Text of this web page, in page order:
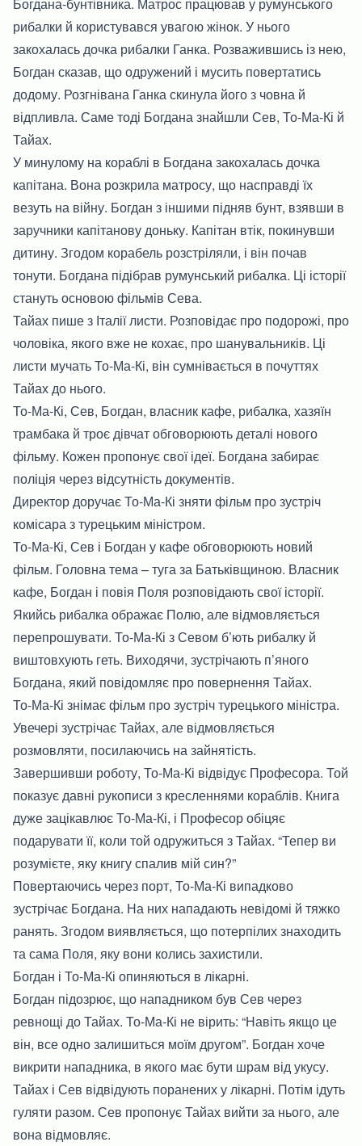
рибалки й користувався увагою жінок. У нього
закохалась дочка рибалки Ганка. Розважившись із нею,
Богдан сказав, що одружений і мусить повертатись
додому. Розгнівана Ганка скинула його з човна й
відпливла. Саме тоді Богдана знайшли Сев, То-Ма-Кі й
Тайах.
У минулому на кораблі в Богдана закохалась дочка
капітана. Вона розкрила матросу, що насправді їх
везуть на війну. Богдан з іншими підняв бунт, взявши в
заручники капітанову доньку. Капітан втік, покинувши
дитину. Згодом корабель розстріляли, і він почав
тонути. Богдана підібрав румунський рибалка. Ці історії
стануть основою фільмів Сева.
Тайах пише з Італії листи. Розповідає про подорожі, про
чоловіка, якого вже не кохає, про шанувальників. Ці
листи мучать То-Ма-Кі, він сумнівається в почуттях
Тайах до нього.
То-Ма-Кі, Сев, Богдан, власник кафе, рибалка, хазяїн
трамбака й троє дівчат обговорюють деталі нового
фільму. Кожен пропонує свої ідеї. Богдана забирає
поліція через відсутність документів.
Директор доручає То-Ма-Кі зняти фільм про зустріч
комісара з турецьким міністром.
То-Ма-Кі, Сев і Богдан у кафе обговорюють новий
фільм. Головна тема – туга за Батьківщиною. Власник
кафе, Богдан і повія Поля розповідають свої історії.
Якийсь рибалка ображає Полю, але відмовляється
перепрошувати. То-Ма-Кі з Севом б’ють рибалку й
виштовхують геть. Виходячи, зустрічають п’яного
Богдана, який повідомляє про повернення Тайах.
То-Ма-Кі знімає фільм про зустріч турецького міністра.
Увечері зустрічає Тайах, але відмовляється
розмовляти, посилаючись на зайнятість.
Завершивши роботу, То-Ма-Кі відвідує Професора. Той
показує давні рукописи з кресленнями кораблів. Книга
дуже зацікавлює То-Ма-Кі, і Професор обіцяє
подарувати її, коли той одружиться з Тайах. “Тепер ви
розумієте, яку книгу спалив мій син?”
Повертаючись через порт, То-Ма-Кі випадково
зустрічає Богдана. На них нападають невідомі й тяжко
ранять. Згодом виявляється, що потерпілих знаходить
та сама Поля, яку вони колись захистили.
Богдан і То-Ма-Кі опиняються в лікарні.
Богдан підозрює, що нападником був Сев через
ревнощі до Тайах. То-Ма-Кі не вірить: “Навіть якщо це
він, все одно залишиться моїм другом”. Богдан хоче
викрити нападника, в якого має бути шрам від укусу.
Тайах і Сев відвідують поранених у лікарні. Потім ідуть
гуляти разом. Сев пропонує Тайах вийти за нього, але
вона відмовляє.